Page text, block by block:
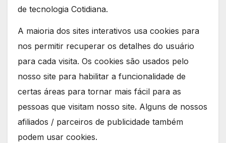
de tecnologia Cotidiana.
A maioria dos sites interativos usa cookies para
nos permitir recuperar os detalhes do usuário
para cada visita. Os cookies são usados pelo
nosso site para habilitar a funcionalidade de
certas áreas para tornar mais fácil para as
pessoas que visitam nosso site. Alguns de nossos
afiliados / parceiros de publicidade também
podem usar cookies.